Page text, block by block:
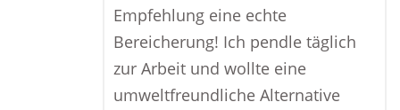
Empfehlung eine echte
Bereicherung! Ich pendle täglich
zur Arbeit und wollte eine
umweltfreundliche Alternative